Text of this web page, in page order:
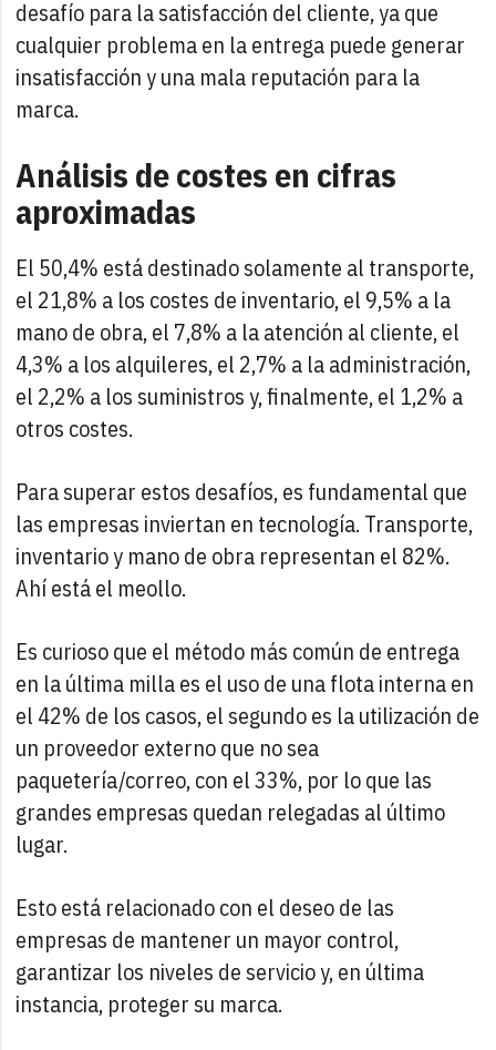
desafío para la satisfacción del cliente, ya que
cualquier problema en la entrega puede generar
insatisfacción y una mala reputación para la
marca.
Análisis de costes en cifras
aproximadas
El 50,4% está destinado solamente al transporte,
el 21,8% a los costes de inventario, el 9,5% a la
mano de obra, el 7,8% a la atención al cliente, el
4,3% a los alquileres, el 2,7% a la administración,
el 2,2% a los suministros y, finalmente, el 1,2% a
otros costes.
Para superar estos desafíos, es fundamental que
las empresas inviertan en tecnología. Transporte,
inventario y mano de obra representan el 82%.
Ahí está el meollo.
Es curioso que el método más común de entrega
en la última milla es el uso de una flota interna en
el 42% de los casos, el segundo es la utilización de
un proveedor externo que no sea
paquetería/correo, con el 33%, por lo que las
grandes empresas quedan relegadas al último
lugar.
Esto está relacionado con el deseo de las
empresas de mantener un mayor control,
garantizar los niveles de servicio y, en última
instancia, proteger su marca.